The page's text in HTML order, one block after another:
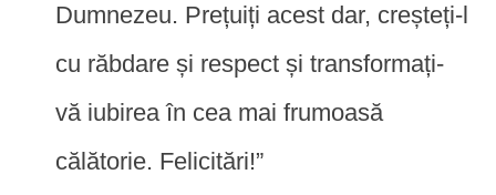
Dumnezeu. Prețuiți acest dar, creșteți-l
cu răbdare și respect și transformați-
vă iubirea în cea mai frumoasă
călătorie. Felicitări!”